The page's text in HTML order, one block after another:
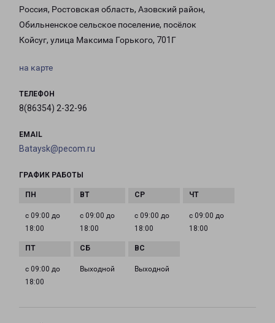
Россия, Ростовская область, Азовский район,
Обильненское сельское поселение, посёлок
Койсуг, улица Максима Горького, 701Г
на карте
ТЕЛЕФОН
8(86354) 2-32-96
EMAIL
Bataysk@pecom.ru
ГРАФИК РАБОТЫ
с 09:00 до
18:00
с 09:00 до
18:00
с 09:00 до
18:00
с 09:00 до
18:00
с 09:00 до
18:00
Выходной Выходной